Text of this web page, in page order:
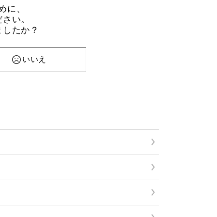
に、
い。
たか？
いいえ